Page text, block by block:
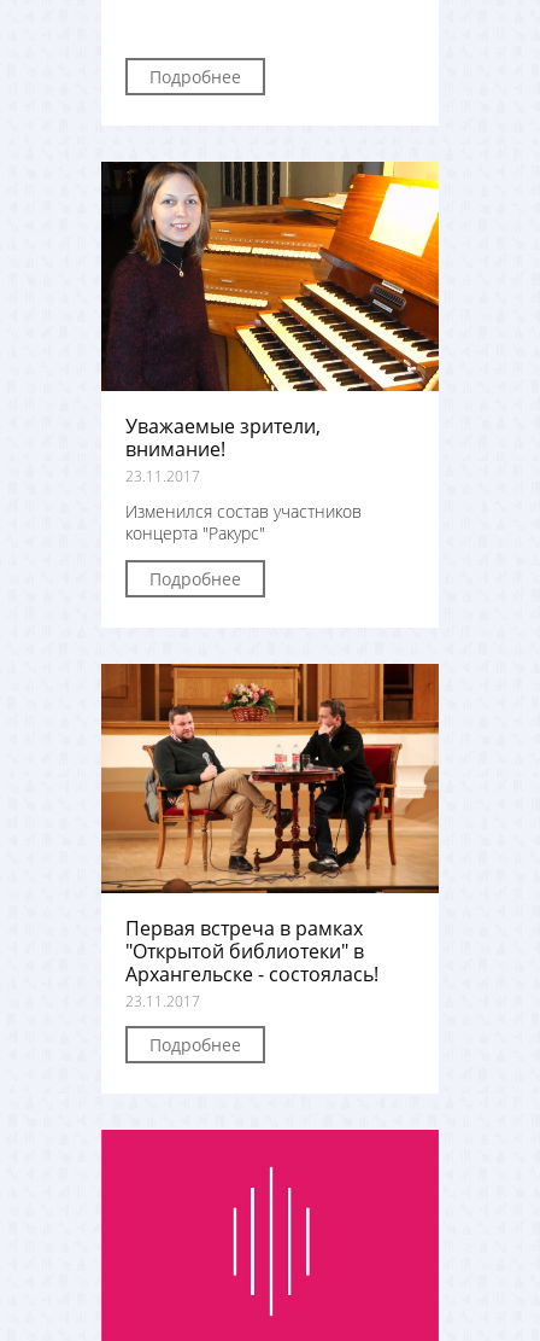
Подробнее
Уважаемые зрители,
внимание!
23.11.2017
Изменился состав участников
концерта "Ракурс"
Подробнее
Первая встреча в рамках
"Открытой библиотеки" в
Архангельске - состоялась!
23.11.2017
Подробнее